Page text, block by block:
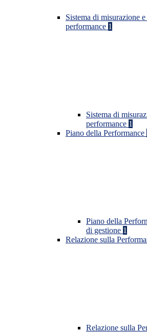
Sistema di misurazione
performance 1
Sistema di
performance 1
Piano della Performance
Piano della
di gestione 1
Relazione sulla
Relazione sulla